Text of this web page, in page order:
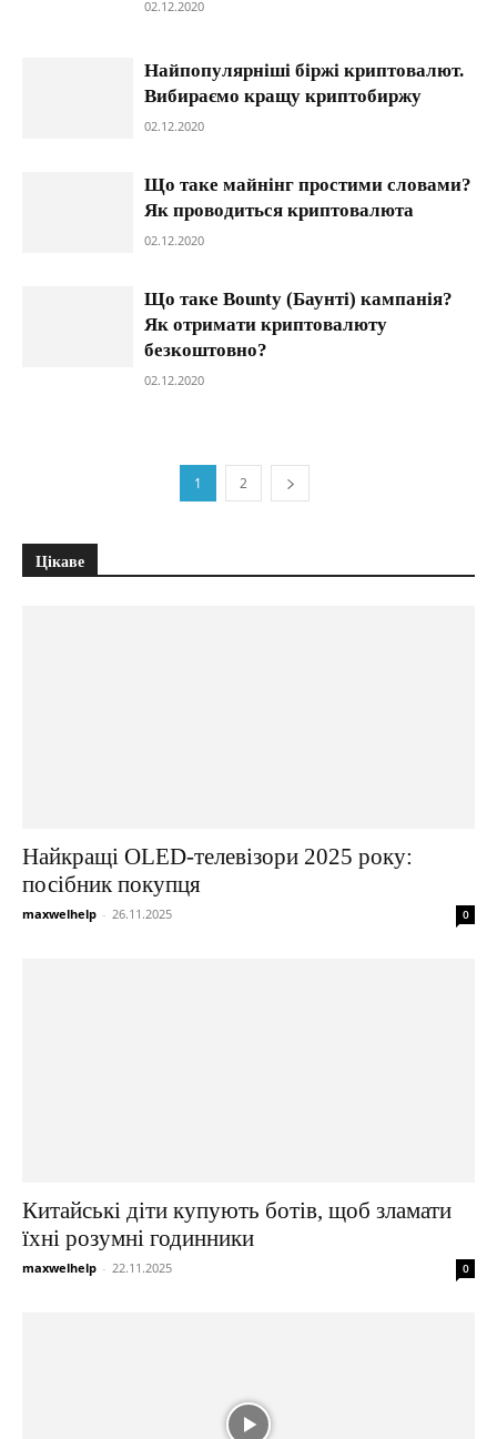
02.12.2020
Найпопулярніші біржі криптовалют.
Вибираємо кращу криптобиржу
02.12.2020
Що таке майнінг простими словами?
Як проводиться криптовалюта
02.12.2020
Що таке Bounty (Баунті) кампанія?
Як отримати криптовалюту
безкоштовно?
02.12.2020
1 2
Цікаве
Найкращі OLED-телевізори 2025 року:
посібник покупця
maxwelhelp - 26.11.2025 0
Китайські діти купують ботів, щоб зламати
їхні розумні годинники
maxwelhelp - 22.11.2025 0